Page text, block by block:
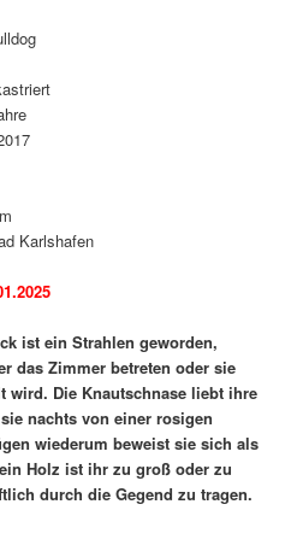
Karlshafen
ist ein Strahlen geworden,
das Zimmer betreten oder sie
wird. Die Knautschnase liebt ihre
nachts von einer rosigen
wiederum beweist sie sich als
Holz ist ihr zu groß oder zu
durch die Gegend zu tragen.